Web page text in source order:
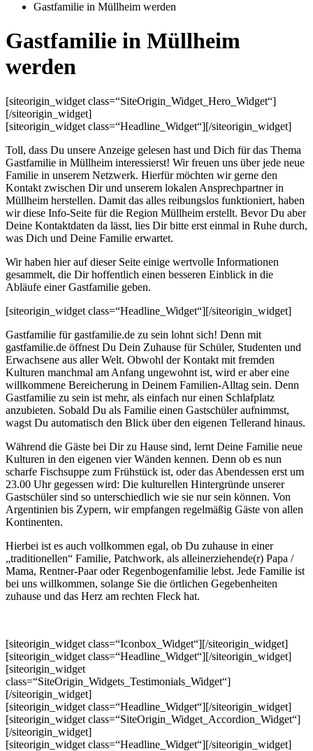
Gastfamilie in Müllheim werden
Gastfamilie in Müllheim
werden
[siteorigin_widget class=“SiteOrigin_Widget_Hero_Widget“]
[/siteorigin_widget]
[siteorigin_widget class=“Headline_Widget“][/siteorigin_widget]
Toll, dass Du unsere Anzeige gelesen hast und Dich für das Thema
Gastfamilie in Müllheim interessierst! Wir freuen uns über jede neue
Familie in unserem Netzwerk. Hierfür möchten wir gerne den
Kontakt zwischen Dir und unserem lokalen Ansprechpartner in
Müllheim herstellen. Damit das alles reibungslos funktioniert, haben
wir diese Info-Seite für die Region Müllheim erstellt. Bevor Du aber
Deine Kontaktdaten da lässt, lies Dir bitte erst einmal in Ruhe durch,
was Dich und Deine Familie erwartet.
Wir haben hier auf dieser Seite einige wertvolle Informationen
gesammelt, die Dir hoffentlich einen besseren Einblick in die
Abläufe einer Gastfamilie geben.
[siteorigin_widget class=“Headline_Widget“][/siteorigin_widget]
Gastfamilie für gastfamilie.de zu sein lohnt sich! Denn mit
gastfamilie.de öffnest Du Dein Zuhause für Schüler, Studenten und
Erwachsene aus aller Welt. Obwohl der Kontakt mit fremden
Kulturen manchmal am Anfang ungewohnt ist, wird er aber eine
willkommene Bereicherung in Deinem Familien-Alltag sein. Denn
Gastfamilie zu sein ist mehr, als einfach nur einen Schlafplatz
anzubieten. Sobald Du als Familie einen Gastschüler aufnimmst,
wagst Du automatisch den Blick über den eigenen Tellerand hinaus.
Während die Gäste bei Dir zu Hause sind, lernt Deine Familie neue
Kulturen in den eigenen vier Wänden kennen. Denn ob es nun
scharfe Fischsuppe zum Frühstück ist, oder das Abendessen erst um
23.00 Uhr gegessen wird: Die kulturellen Hintergründe unserer
Gastschüler sind so unterschiedlich wie sie nur sein können. Von
Argentinien bis Zypern, wir empfangen regelmäßig Gäste von allen
Kontinenten.
Hierbei ist es auch vollkommen egal, ob Du zuhause in einer
„traditionellen“ Familie, Patchwork, als alleinerziehende(r) Papa /
Mama, Rentner-Paar oder Regenbogenfamilie lebst. Jede Familie ist
bei uns willkommen, solange Sie die örtlichen Gegebenheiten
zuhause und das Herz am rechten Fleck hat.
[siteorigin_widget class=“Iconbox_Widget“][/siteorigin_widget]
[siteorigin_widget class=“Headline_Widget“][/siteorigin_widget]
[siteorigin_widget
class=“SiteOrigin_Widgets_Testimonials_Widget“]
[/siteorigin_widget]
[siteorigin_widget class=“Headline_Widget“][/siteorigin_widget]
[siteorigin_widget class=“SiteOrigin_Widget_Accordion_Widget“]
[/siteorigin_widget]
[siteorigin_widget class=“Headline_Widget“][/siteorigin_widget]